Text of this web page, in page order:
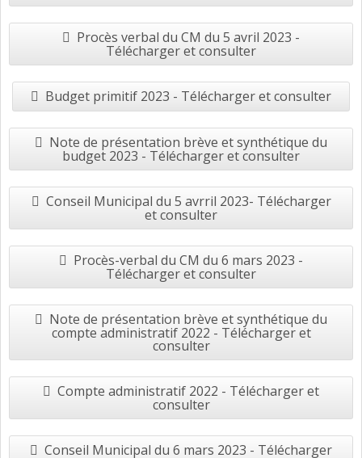
Procès verbal du CM du 5 avril 2023 -
Télécharger et consulter
Budget primitif 2023 - Télécharger et consulter
Note de présentation brève et synthétique du
budget 2023 - Télécharger et consulter
Conseil Municipal du 5 avrril 2023- Télécharger
et consulter
Procès-verbal du CM du 6 mars 2023 -
Télécharger et consulter
Note de présentation brève et synthétique du
compte administratif 2022 - Télécharger et
consulter
Compte administratif 2022 - Télécharger et
consulter
Conseil Municipal du 6 mars 2023 - Télécharger